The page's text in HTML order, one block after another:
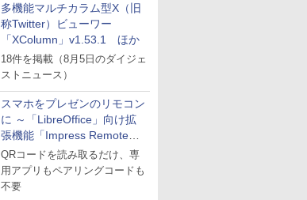
多機能マルチカラム型X（旧
称Twitter）ビューワー
「XColumn」v1.53.1 ほか
18件を掲載（8月5日のダイジェ
ストニュース）
スマホをプレゼンのリモコン
に ～「LibreOffice」向け拡
張機能「Impress Remote」
が公開
QRコードを読み取るだけ、専
用アプリもペアリングコードも
不要